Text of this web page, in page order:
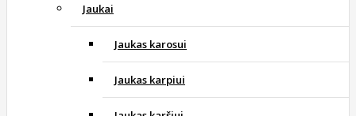
Jaukai
Jaukas karosui
Jaukas karpiui